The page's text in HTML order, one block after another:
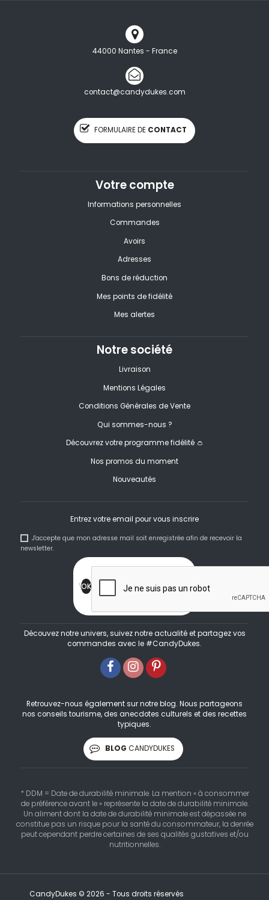
44000 Nantes - France
contact@candydukes.com
FORMULAIRE DE CONTACT
Votre compte
Informations personnelles
Commandes
Avoirs
Adresses
Bons de réduction
Mes points de fidélité
Mes alertes
Notre société
Livraison
Mentions Légales
Conditions Générales de Vente
Qui sommes-nous ?
Découvrez votre programme fidélité 👛
Nos promos du moment
Nouveautés
Entrez votre email pour vous inscrire
J'accepte que mon adresse mail soit enregistrée afin de recevoir la
newsletter.
Découvez notre univers, suivez notre actualité et partagez vos
commandes avec le #CandyDukes.
Retrouvez-nous également sur notre blog. Nous partageons
nos conseils tourisme, des anecdotes culturels et des recettes
typiques.
BLOG CANDYDUKES
* DDM = Date de durabilité minimale. La mention « à consommer
de préférence avant le » représente la date de durabilité minimale.
Un aliment dont la date de durabilité minimale est dépassée ne
constitue pas un risque pour la santé du consommateur, la denrée
peut cependant perdre certaines de ses qualités gustatives et/ou
nutritionnelles.
CandyDukes © 2026 - Tous droits réservés